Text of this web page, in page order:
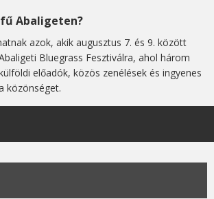
Abaligeten?
azok, akik augusztus 7. és 9. között
Bluegrass Fesztiválra, ahol három
előadók, közös zenélések és ingyenes
közönséget.